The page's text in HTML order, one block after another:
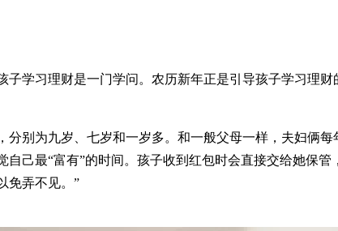
学习理财是一门学问。农历新年正是引导孩子学习理
别为九岁、七岁和一岁多。和一般父母一样，夫妇俩
己最“富有”的时间。孩子收到红包时会直接交给她保
免弄不见。”